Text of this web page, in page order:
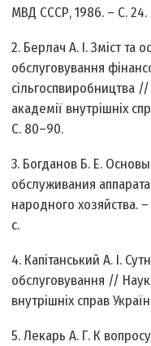
МВД СССР, 1986. – С. 24.
2. Берлач А. І. Зміст та
обслуговування
сільгоспвиробництва
академії внутрішніх
С. 80–90.
3. Богданов Б. Е.
обслуживания
народного хозяйства.
с.
4. Капітанський А. І.
обслуговування //
внутрішніх справ
5. Лекарь А. Г. К